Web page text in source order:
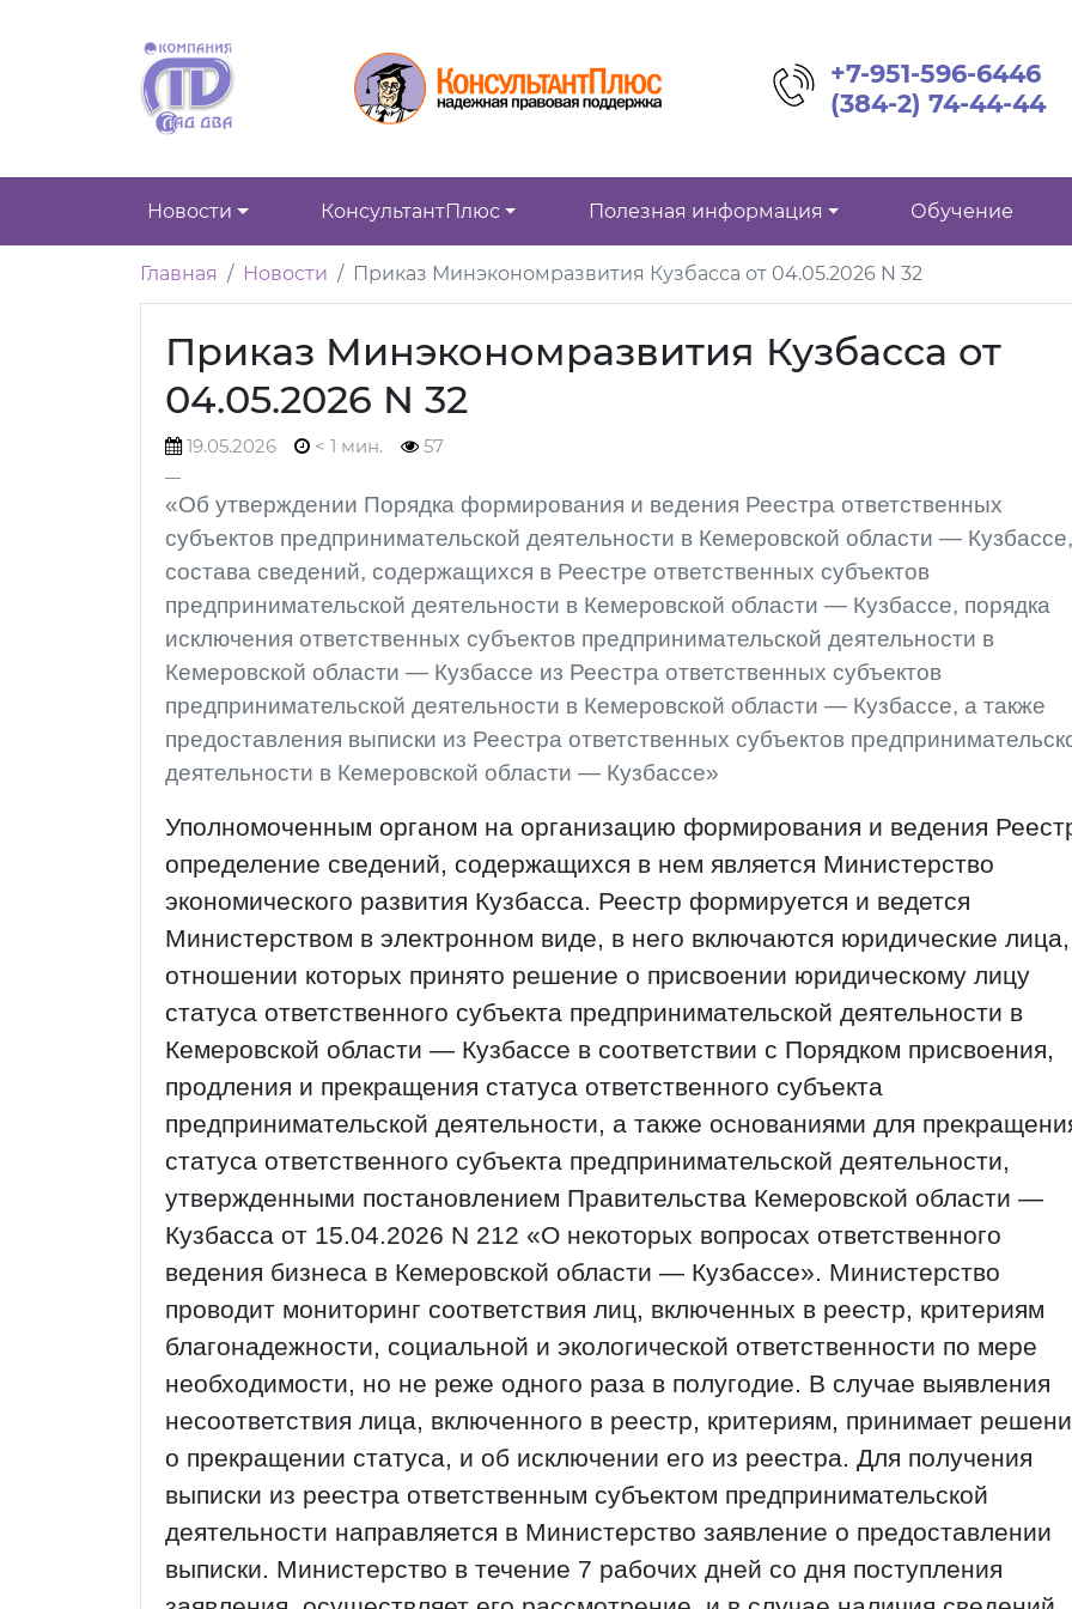
+7-951-596-6446
(384-2) 74-44-44
Новости КонсультантПлюс Полезная информация Обучение
Главная Новости Приказ Минэкономразвития Кузбасса от 04.05.2026 N 32
Приказ Минэкономразвития Кузбасса от
04.05.2026 N 32
19.05.2026 < 1 мин. 57
«Об утверждении Порядка формирования и ведения Реестра ответственных
субъектов предпринимательской деятельности в Кемеровской области — Кузбассе,
состава сведений, содержащихся в Реестре ответственных субъектов
предпринимательской деятельности в Кемеровской области — Кузбассе, порядка
исключения ответственных субъектов предпринимательской деятельности в
Кемеровской области — Кузбассе из Реестра ответственных субъектов
предпринимательской деятельности в Кемеровской области — Кузбассе, а также
предоставления выписки из Реестра ответственных субъектов
деятельности в Кемеровской области — Кузбассе»
Уполномоченным органом на организацию формирования и ведения
определение сведений, содержащихся в нем является Министерство
экономического развития Кузбасса. Реестр формируется и ведется
Министерством в электронном виде, в него включаются юридические
отношении которых принято решение о присвоении юридическому лицу
статуса ответственного субъекта предпринимательской деятельности в
Кемеровской области — Кузбассе в соответствии с Порядком присвоения,
продления и прекращения статуса ответственного субъекта
предпринимательской деятельности, а также основаниями для
статуса ответственного субъекта предпринимательской деятельности,
утвержденными постановлением Правительства Кемеровской области —
Кузбасса от 15.04.2026 N 212 «О некоторых вопросах ответственного
ведения бизнеса в Кемеровской области — Кузбассе». Министерство
проводит мониторинг соответствия лиц, включенных в реестр, критериям
благонадежности, социальной и экологической ответственности по мере
необходимости, но не реже одного раза в полугодие. В случае выявления
несоответствия лица, включенного в реестр, критериям, принимает
о прекращении статуса, и об исключении его из реестра. Для получения
выписки из реестра ответственным субъектом предпринимательской
деятельности направляется в Министерство заявление о предоставлении
выписки. Министерство в течение 7 рабочих дней со дня поступления